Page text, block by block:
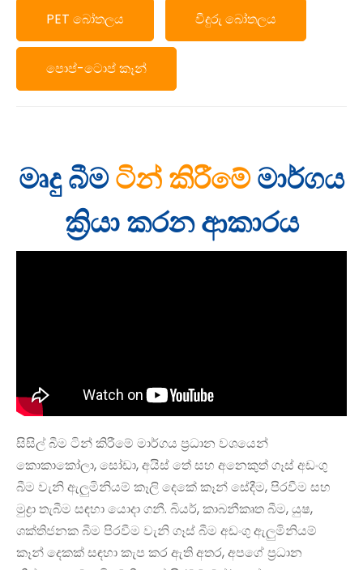
PET බෝතලය වීදුරු බෝතලය
පොප්-ටොප් කෑන්
මෘදු බීමටින් කිරීමේමාර්ගය
ක්‍රියා කරන ආකාරය
සිසිල් බීම ටින් කිරීමේ මාර්ගය ප්‍රධාන වශයෙන්
කොකාකෝලා, සෝඩා, අයිස් තේ සහ අනෙකුත් ගෑස් අඩංගු
බීම වැනි ඇලුමිනියම් කෑලි දෙකේ කෑන් සේදීම, පිරවීම සහ
මුද්‍රා තැබීම සඳහා යොදා ගනී. බියර්, කාබනීකෘත බීම, යුෂ,
ශක්තිජනක බීම පිරවීම වැනි ගෑස් බීම අඩංගු ඇලුමිනියම්
කෑන් දෙකක් සඳහා කැප කර ඇති අතර, අපගේ ප්‍රධාන